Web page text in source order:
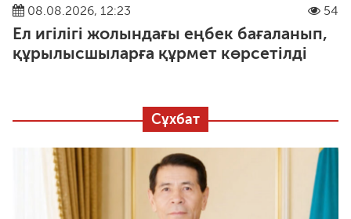
08.08.2026, 12:23 54
Ел игілігі жолындағы еңбек бағаланып,
құрылысшыларға құрмет көрсетілді
Сұхбат